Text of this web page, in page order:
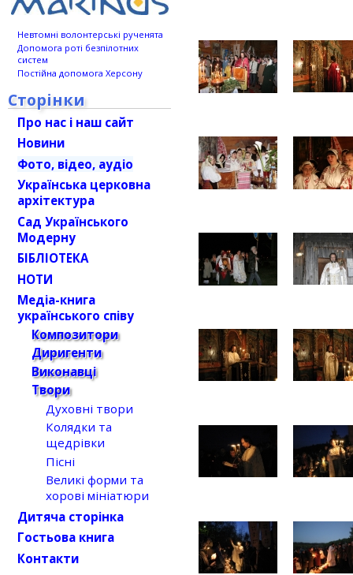
Невтомні волонтерські рученята
Допомога роті безпілотних
систем
Постійна допомога Херсону
Сторінки
Про нас і наш сайт
Новини
Фото, відео, аудіо
Українська церковна
архітектура
Сад Українського
Модерну
БІБЛІОТЕКА
НОТИ
Медіа-книга
українського співу
Композитори
Диригенти
Виконавці
Твори
Духовні твори
Колядки та
щедрівки
Пісні
Великі форми та
хорові мініатюри
Дитяча сторінка
Гостьова книга
Контакти